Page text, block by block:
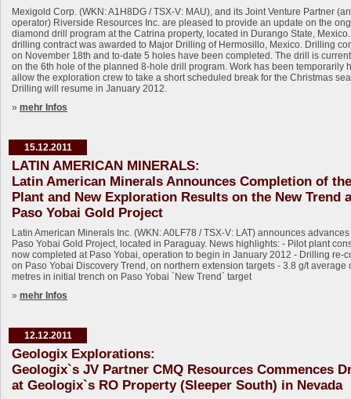
Mexigold Corp. (WKN: A1H8DG / TSX-V: MAU), and its Joint Venture Partner
operator) Riverside Resources Inc. are pleased to provide an update on the
diamond drill program at the Catrina property, located in Durango State,
drilling contract was awarded to Major Drilling of Hermosillo, Mexico. Drilling
on November 18th and to-date 5 holes have been completed. The drill is
on the 6th hole of the planned 8-hole drill program. Work has been temporarily
allow the exploration crew to take a short scheduled break for the Christmas
Drilling will resume in January 2012.
» mehr Infos
15.12.2011
LATIN AMERICAN MINERALS:
Latin American Minerals Announces Completion of
Plant and New Exploration Results on the New Trend
Paso Yobai Gold Project
Latin American Minerals Inc. (WKN: A0LF78 / TSX-V: LAT) announces
Paso Yobai Gold Project, located in Paraguay. News highlights: - Pilot plant
now completed at Paso Yobai, operation to begin in January 2012 - Drilling re-
on Paso Yobai Discovery Trend, on northern extension targets - 3.8 g/t average
metres in initial trench on Paso Yobai `New Trend` target
» mehr Infos
12.12.2011
Geologix Explorations:
Geologix`s JV Partner CMQ Resources Commences
at Geologix`s RO Property (Sleeper South) in Nevada